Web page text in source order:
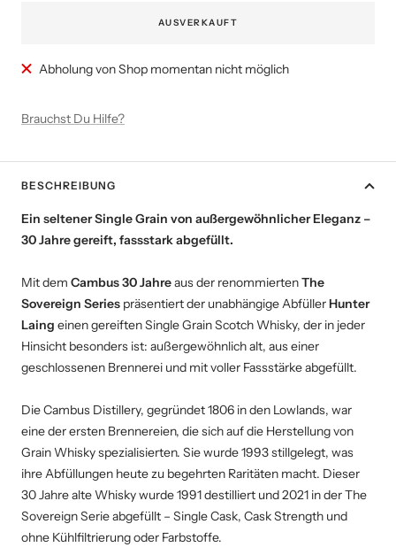
AUSVERKAUFT
Abholung von Shop momentan nicht möglich
Brauchst Du Hilfe?
BESCHREIBUNG
Ein seltener Single Grain von außergewöhnlicher Eleganz –
30 Jahre gereift, fassstark abgefüllt.
Mit dem Cambus 30 Jahreaus der renommiertenThe
Sovereign Series präsentiert der unabhängige AbfüllerHunter
Laing einen gereiften Single Grain Scotch Whisky, der in jeder
Hinsicht besonders ist: außergewöhnlich alt, aus einer
geschlossenen Brennerei und mit voller Fassstärke abgefüllt.
Die Cambus Distillery, gegründet 1806 in den Lowlands, war
eine der ersten Brennereien, die sich auf die Herstellung von
Grain Whisky spezialisierten. Sie wurde 1993 stillgelegt, was
ihre Abfüllungen heute zu begehrten Raritäten macht. Dieser
30 Jahre alte Whisky wurde 1991 destilliert und 2021 in der The
Sovereign Serie abgefüllt – Single Cask, Cask Strength und
ohne Kühlfiltrierung oder Farbstoffe.